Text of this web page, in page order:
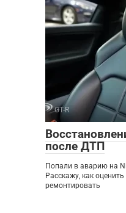
GT-R
после ДТП
Попали в аварию на
Расскажу, как
ремонтировать